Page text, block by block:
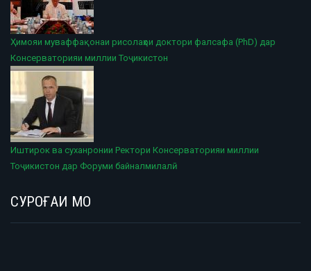
Ҳимояи муваффақонаи рисолаҳои доктори фалсафа (PhD) дар
Консерваторияи миллии Тоҷикистон
Иштирок ва суханронии Ректори Консерваторияи миллии
Тоҷикистон дар Форуми байналмилалӣ
СУРОҒАИ МО